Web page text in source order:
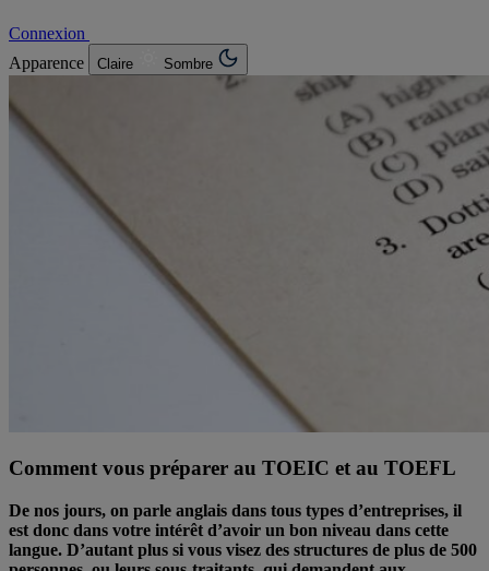
Connexion
Apparence
Claire Sombre
Comment vous préparer au TOEIC et au TOEFL
De nos jours, on parle anglais dans tous types d’entreprises, il
est donc dans votre intérêt d’avoir un bon niveau dans cette
langue. D’autant plus si vous visez des structures de plus de 500